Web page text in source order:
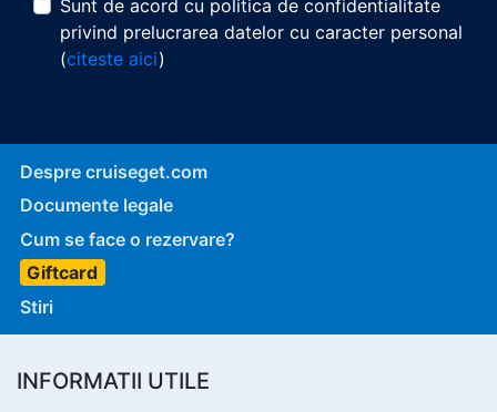
Sunt de acord cu politica de confidentialitate
privind prelucrarea datelor cu caracter personal
(citeste aici)
Despre cruiseget.com
Documente legale
Cum se face o rezervare?
Giftcard
Stiri
INFORMATII UTILE